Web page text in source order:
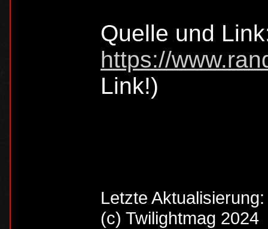
Quelle und
https://
Link!)
Letzte
(c) Twilightmag 2024